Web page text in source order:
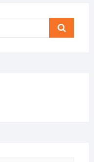
Caută